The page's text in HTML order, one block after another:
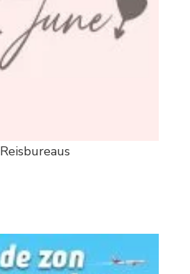
Reisbureaus